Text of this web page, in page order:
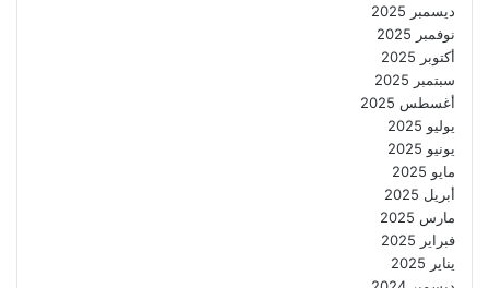
ديسمبر 2025
نوفمبر 2025
أكتوبر 2025
سبتمبر 2025
أغسطس 2025
يوليو 2025
يونيو 2025
مايو 2025
أبريل 2025
مارس 2025
فبراير 2025
يناير 2025